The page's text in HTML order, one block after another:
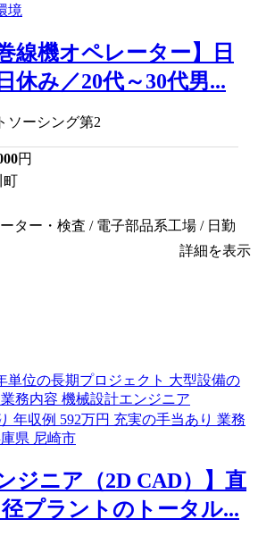
線機オペレーター】日
休み／20代～30代男...
ソーシング第2
円
町
ター・検査 / 電子部品系工場 / 日勤
詳細を表示
ジニア（2D CAD）】直
プラントのトータル...